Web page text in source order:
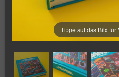
Tippe auf das Bild für